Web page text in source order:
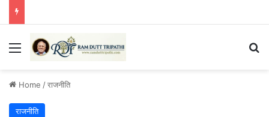
Menu
Home /राजनीति
राजनीति